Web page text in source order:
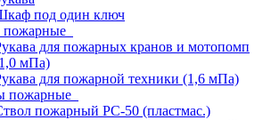
под один ключ
пожарные
для пожарных кранов и мотопомп
мПа)
для пожарной техники (1,6 мПа)
пожарные
пожарный РС-50 (пластмас.)